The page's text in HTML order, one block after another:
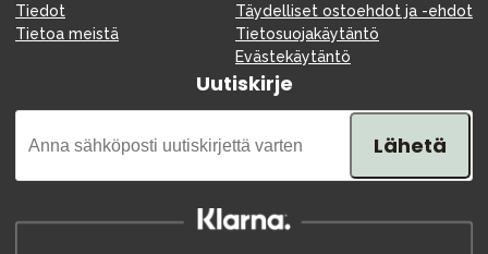
Tiedot
Tietoa meistä
Täydelliset ostoehdot ja -ehdot
Tietosuojakäytäntö
Evästekäytäntö
Uutiskirje
Lähetä